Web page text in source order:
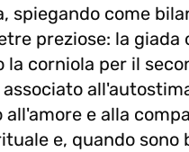
spiegando come
preziose: la giada
corniola per il
e alla
e, quando sono